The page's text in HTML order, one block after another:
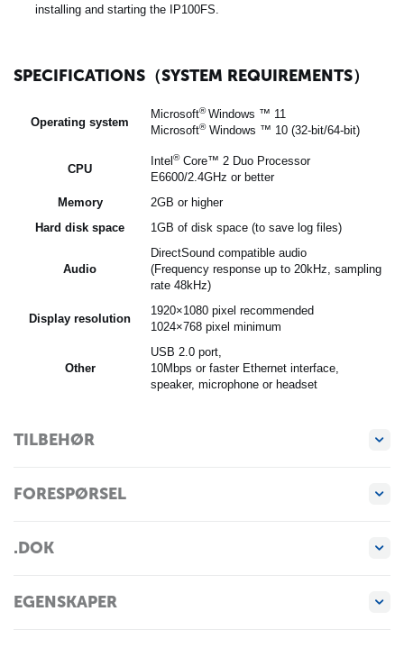
installing and starting the IP100FS.
SPECIFICATIONS（SYSTEM REQUIREMENTS）
Operating system
Microsoft®Windows ™ 11
Microsoft®Windows ™ 10 (32-bit/64-bit)
CPU
Intel®Core™ 2 Duo Processor
E6600/2.4GHz or better
Memory
2GB or higher
Hard disk space
1GB of disk space (to save log files)
Audio
DirectSound compatible audio
(Frequency response up to 20kHz, sampling
rate 48kHz)
Display resolution
1920×1080 pixel recommended
1024×768 pixel minimum
Other
USB 2.0 port,
10Mbps or faster Ethernet interface,
speaker, microphone or headset
TILBEHØR
FORESPØRSEL
.DOK
EGENSKAPER